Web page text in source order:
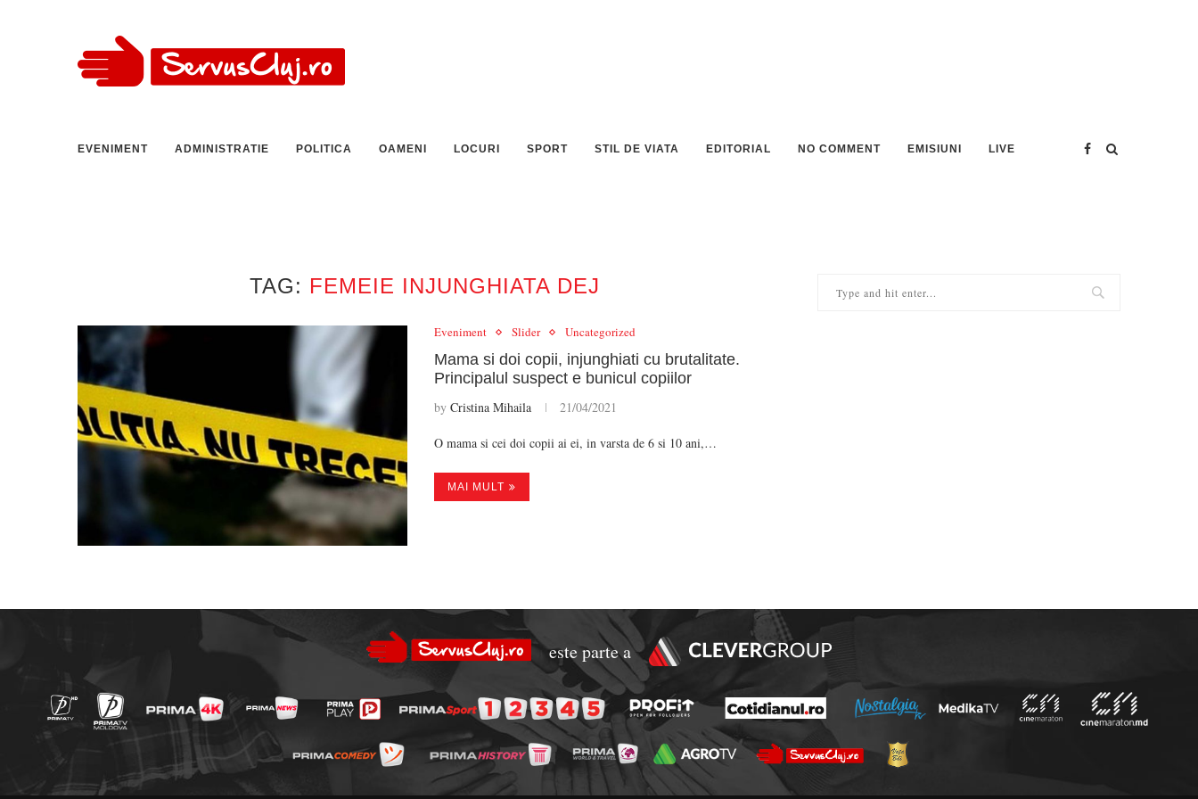
EVENIMENT ADMINISTRATIE POLITICA OAMENI LOCURI SPORT STIL DE VIATA EDITORIAL NO COMMENT EMISIUNI LIVE
TAG: FEMEIE INJUNGHIATA DEJ
Eveniment Slider Uncategorized
Mama si doi copii, injunghiati cu brutalitate.
Principalul suspect e bunicul copiilor
by Cristina Mihaila 21/04/2021
O mama si cei doi copii ai ei, in varsta de 6 si 10 ani,…
MAI MULT
este parte a